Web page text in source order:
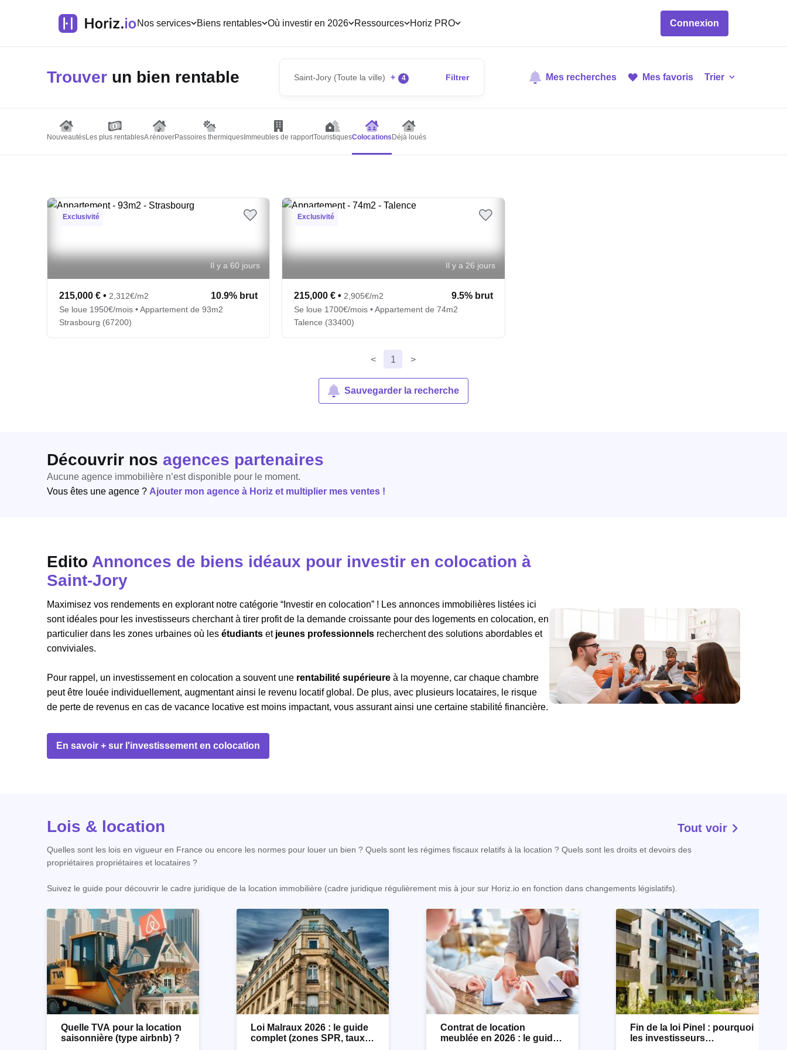
Nos services Biens rentables Où investir en 2026 Ressources Horiz PRO Connexion
Trouver un bien rentable Saint-Jory (Toute la ville) + 4 Filtrer Mes recherches Mes favoris Trier
NouveautésLes plus rentablesA rénoverPassoires thermiques Immeubles de rapportTouristiquesColocations Déjà loués
Exclusivité
Il y a 60 jours
215,000 € • 2,312€/m2 10.9% brut
Se loue 1950€/mois • Appartement de 93m2
Strasbourg (67200)
Exclusivité
Il y a 26 jours
215,000 € • 2,905€/m2 9.5% brut
Se loue 1700€/mois • Appartement de 74m2
Talence (33400)
< 1 >
Sauvegarder la recherche
Découvrir nos agences partenaires
Aucune agence immobilière n’est disponible pour le moment.
Vous êtes une agence ? Ajouter mon agence à Horiz et multiplier mes ventes !
Edito Annonces de biens idéaux pour investir en colocation à
Saint-Jory
Maximisez vos rendements en explorant notre catégorie “Investir en colocation” ! Les annonces immobilières listées ici
sont idéales pour les investisseurs cherchant à tirer profit de la demande croissante pour des logements en colocation, en
particulier dans les zones urbaines où les étudiants et jeunes professionnels recherchent des solutions abordables et
conviviales.
Pour rappel, un investissement en colocation a souvent une rentabilité supérieure à la moyenne, car chaque chambre
peut être louée individuellement, augmentant ainsi le revenu locatif global. De plus, avec plusieurs locataires, le risque
de perte de revenus en cas de vacance locative est moins impactant, vous assurant ainsi une certaine stabilité financière.
En savoir + sur l'investissement en colocation
Lois & location Tout voir
Quelles sont les lois en vigueur en France ou encore les normes pour louer un bien ? Quels sont les régimes fiscaux relatifs à la location ? Quels sont les droits et devoirs des
propriétaires propriétaires et locataires ?
Suivez le guide pour découvrir le cadre juridique de la location immobilière (cadre juridique régulièrement mis à jour sur Horiz.io en fonction dans changements législatifs).
Quelle TVA pour la location
saisonnière (type airbnb) ?
Loi Malraux 2026 : le guide
complet (zones SPR, taux,
Contrat de location
meublée en 2026 : le guide
Fin de la loi Pinel : pourquoi
les investisseurs